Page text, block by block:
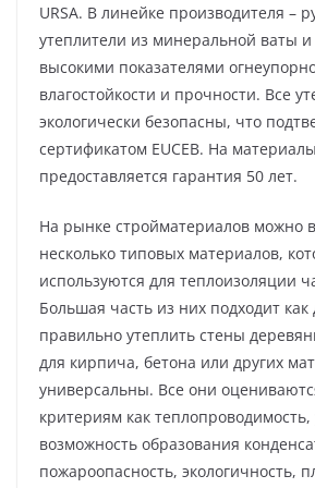
URSA. В линейке производителя –
утеплители из минеральной ваты и
высокими показателями
влагостойкости и прочности. Все
экологически безопасны, что
сертификатом EUCEB. На материалы
предоставляется гарантия 50 лет.
На рынке стройматериалов можно
несколько типовых материалов,
используются для теплоизоляции
Большая часть из них подходит как
правильно утеплить стены
для кирпича, бетона или других
универсальны. Все они
критериям как теплопроводимость,
возможность образования
пожароопасность, экологичность,